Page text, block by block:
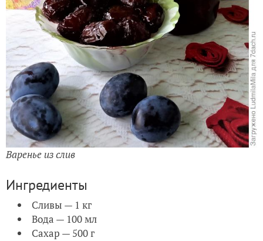
Варенье из слив
Ингредиенты
Сливы — 1 кг
Вода — 100 мл
Сахар — 500 г